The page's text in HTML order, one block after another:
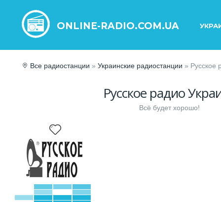
ONLINE-RADIO.COM.UA
Все радиостанции » Украинские радиостанции » Русское
Русское радио
Всё будет хорошо!